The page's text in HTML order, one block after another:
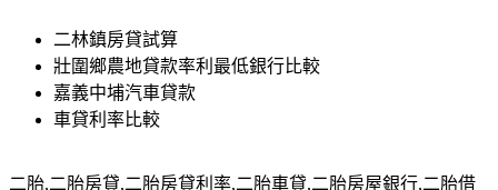
二林鎮房貸試算
壯圍鄉農地貸款率利最低銀行比較
嘉義中埔汽車貸款
車貸利率比較
二胎,二胎房貸,二胎房貸利率,二胎車貸,二胎房屋銀行,二胎借